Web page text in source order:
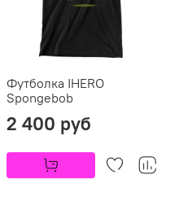
Футболка IHERO
Spongebob
2 400 руб